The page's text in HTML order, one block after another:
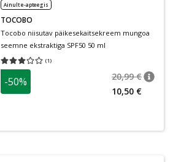
Ainult e-apteegis
TOCOBO
Tocobo niisutav päikesekaitsekreem mungoa
seemne ekstraktiga SPF50 50 ml
(1)
Keskmine hinnang 3.00
-50% 20,99 €
10,50 €